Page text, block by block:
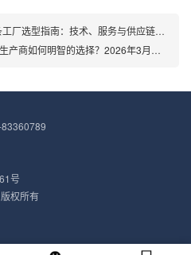
上一篇 : 2026江苏系统门窗隔热条工厂选型指南：技术、服务与供应链全景剖析
下一篇 : 江苏地区系统门窗隔热条生产商如何明智的选择？2026年3月推荐
号
权所有